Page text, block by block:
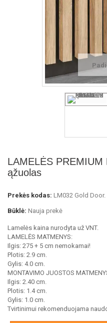
LAMELĖS
ąžuolas
Prekės kodas: LM032 Gold Door.
Būklė: Nauja prekė
Lamelės kaina nurodyta už VNT.
LAMELĖS MATMENYS:
Ilgis: 275 + 5 cm nemokamai!
Plotis: 2.9 cm.
Gylis: 4.0 cm.
MONTAVIMO JUOSTOS
Ilgis: 2.40 cm.
Plotis: 1.4 cm.
Gylis: 1.0 cm.
Tvirtinimui rekomenduojama